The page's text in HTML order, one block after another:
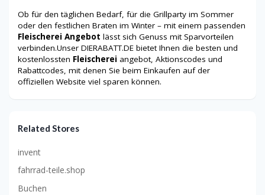
Ob für den täglichen Bedarf, für die Grillparty im Sommer
oder den festlichen Braten im Winter – mit einem passenden
Fleischerei Angebot lässt sich Genuss mit Sparvorteilen
verbinden.Unser DIERABATT.DE bietet Ihnen die besten und
kostenlossten Fleischerei angebot, Aktionscodes und
Rabattcodes, mit denen Sie beim Einkaufen auf der
offiziellen Website viel sparen können.
Related Stores
invent
fahrrad-teile.shop
Buchen